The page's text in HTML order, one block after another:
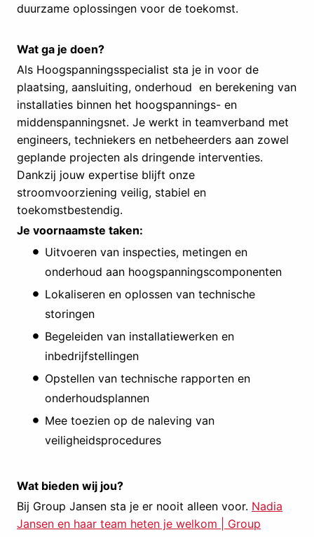
duurzame oplossingen voor de toekomst.
Wat ga je doen?
Als Hoogspanningsspecialist sta je in voor de
plaatsing, aansluiting, onderhoud en berekening van
installaties binnen het hoogspannings- en
middenspanningsnet. Je werkt in teamverband met
engineers, techniekers en netbeheerders aan zowel
geplande projecten als dringende interventies.
Dankzij jouw expertise blijft onze
stroomvoorziening veilig, stabiel en
toekomstbestendig.
Je voornaamste taken:
Uitvoeren van inspecties, metingen en
onderhoud aan hoogspanningscomponenten
Lokaliseren en oplossen van technische
storingen
Begeleiden van installatiewerken en
inbedrijfstellingen
Opstellen van technische rapporten en
onderhoudsplannen
Mee toezien op de naleving van
veiligheidsprocedures
Wat bieden wij jou?
Bij Group Jansen sta je er nooit alleen voor. Nadia
Jansen en haar team heten je welkom | Group